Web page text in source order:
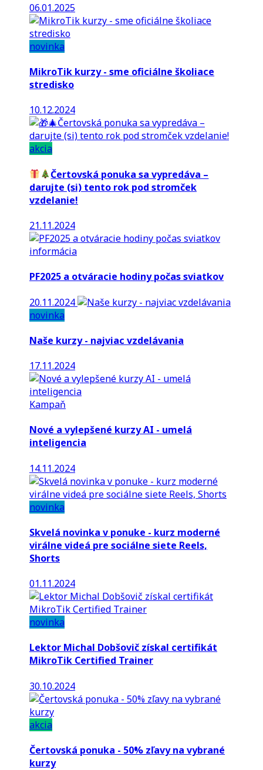
06.01.2025
novinka
MikroTik kurzy - sme oficiálne školiace
stredisko
10.12.2024
akcia
Čertovská ponuka sa vypredáva –
darujte (si) tento rok pod stromček
vzdelanie!
21.11.2024
informácia
PF2025 a otváracie hodiny počas sviatkov
20.11.2024
novinka
Naše kurzy - najviac vzdelávania
17.11.2024
Kampaň
Nové a vylepšené kurzy AI - umelá
inteligencia
14.11.2024
novinka
Skvelá novinka v ponuke - kurz moderné
virálne videá pre sociálne siete Reels,
Shorts
01.11.2024
novinka
Lektor Michal Dobšovič získal certifikát
MikroTik Certified Trainer
30.10.2024
akcia
Čertovská ponuka - 50% zľavy na vybrané
kurzy